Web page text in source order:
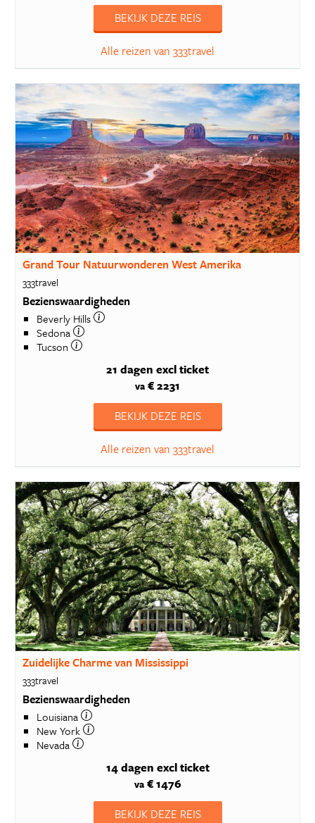
BEKIJK DEZE REIS
Alle reizen van 333travel
Grand Tour Natuurwonderen West Amerika
333travel
Bezienswaardigheden
Beverly Hills
Sedona
Tucson
21 dagen excl ticket
va € 2231
BEKIJK DEZE REIS
Alle reizen van 333travel
Zuidelijke Charme van Mississippi
333travel
Bezienswaardigheden
Louisiana
New York
Nevada
14 dagen excl ticket
va€ 1476
BEKIJK DEZE REIS